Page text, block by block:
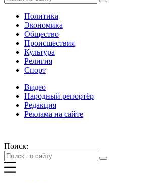
Политика
Экономика
Общество
Происшествия
Культура
Религия
Спорт
Видео
Народный репортёр
Редакция
Реклама на сайте
Поиск: